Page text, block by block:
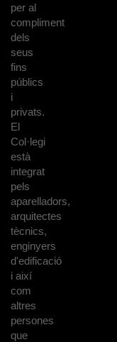
per al
compliment
dels
seus
fins
públics
i
privats.
El
Col·legi
està
integrat
pels
aparelladors,
arquitectes
tècnics,
enginyers
d'edificació
i així
com
altres
persones
que